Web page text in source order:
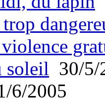
soleil 30/5/
6/2005